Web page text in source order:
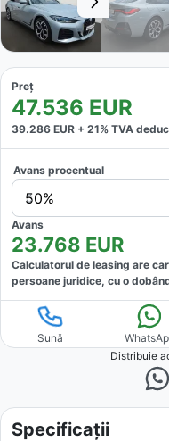
Preț
47.536 EUR
39.286 EUR + 21% TVA
Avans procentual
50%
Avans
23.768 EUR
Calculatorul de leasing are
persoane juridice, cu o
Sună
Distribuie
Specificații